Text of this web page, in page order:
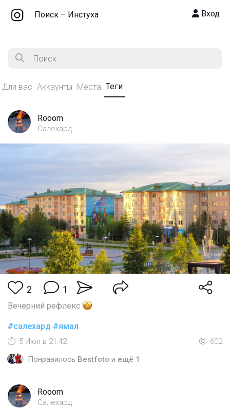
Поиск – Инстуха Вход
Для вас Аккаунты Места Теги
Rooom
Салехард
2 1
Вечерний рефлекс
#салехард #ямал
5 Июл в 21:42
602
Понравилось Bestfoto и ещё 1
Rooom
Салехард